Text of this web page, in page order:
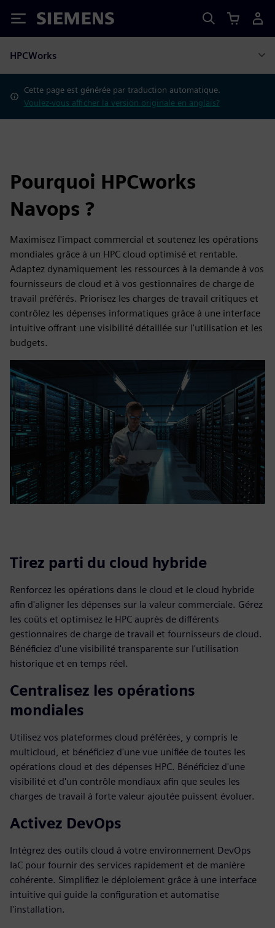
Siemens
HPCWorks
Cette page est générée par traduction automatique.
Voulez-vous afficher la version originale en anglais?
Pourquoi HPCworks
Navops ?
Maximisez l'impact commercial et soutenez les opérations
mondiales grâce à un HPC cloud optimisé et rentable.
Adaptez dynamiquement les ressources à la demande à vos
fournisseurs de cloud et à vos gestionnaires de charge de
travail préférés. Priorisez les charges de travail critiques et
contrôlez les dépenses informatiques grâce à une interface
intuitive offrant une visibilité détaillée sur l'utilisation et les
budgets.
Tirez parti du cloud hybride
Renforcez les opérations dans le cloud et le cloud hybride
afin d'aligner les dépenses sur la valeur commerciale. Gérez
les coûts et optimisez le HPC auprès de différents
gestionnaires de charge de travail et fournisseurs de cloud.
Bénéficiez d'une visibilité transparente sur l'utilisation
historique et en temps réel.
Centralisez les opérations
mondiales
Utilisez vos plateformes cloud préférées, y compris le
multicloud, et bénéficiez d'une vue unifiée de toutes les
opérations cloud et des dépenses HPC. Bénéficiez d'une
visibilité et d'un contrôle mondiaux afin que seules les
charges de travail à forte valeur ajoutée puissent évoluer.
Activez DevOps
Intégrez des outils cloud à votre environnement DevOps
IaC pour fournir des services rapidement et de manière
cohérente. Simplifiez le déploiement grâce à une interface
intuitive qui guide la configuration et automatise
l'installation.